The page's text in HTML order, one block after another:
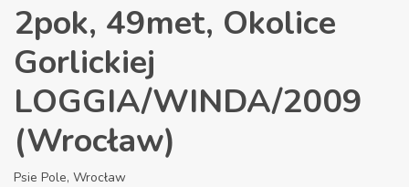
2pok, 49met, Okolice
Gorlickiej
LOGGIA/WINDA/2009
(Wrocław)
Psie Pole, Wrocław